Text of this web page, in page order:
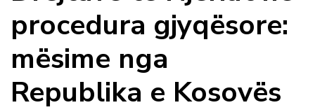
procedura gjyqësore:
mësime nga
Republika e Kosovës